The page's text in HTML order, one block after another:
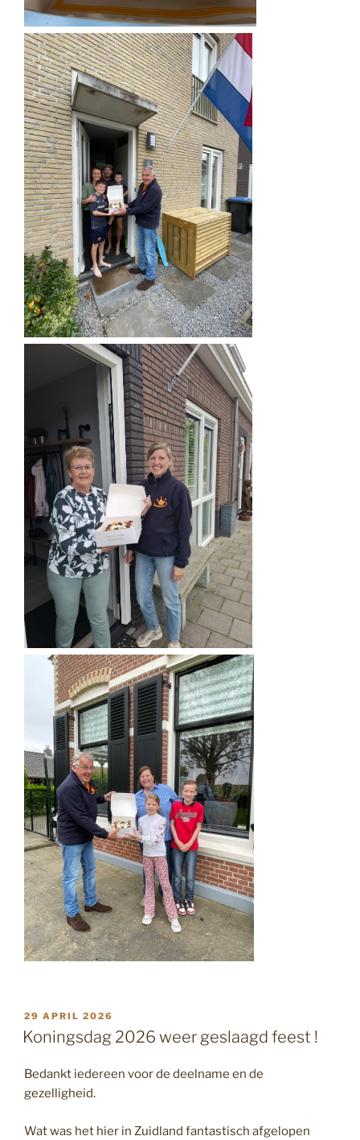
GEPLAATST
OP
29 APRIL 2026
Koningsdag 2026 weer geslaagd feest !
Bedankt iedereen voor de deelname en de
gezelligheid.
Wat was het hier in Zuidland fantastisch afgelopen